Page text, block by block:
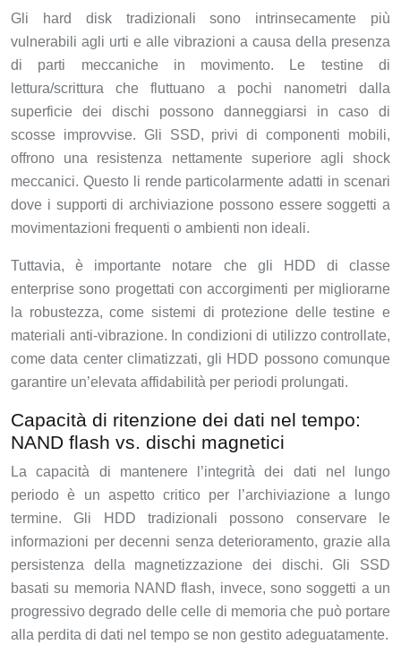
Gli hard disk tradizionali sono intrinsecamente più
vulnerabili agli urti e alle vibrazioni a causa della presenza
di parti meccaniche in movimento. Le testine di
lettura/scrittura che fluttuano a pochi nanometri dalla
superficie dei dischi possono danneggiarsi in caso di
scosse improvvise. Gli SSD, privi di componenti mobili,
offrono una resistenza nettamente superiore agli shock
meccanici. Questo li rende particolarmente adatti in scenari
dove i supporti di archiviazione possono essere soggetti a
movimentazioni frequenti o ambienti non ideali.
Tuttavia, è importante notare che gli HDD di classe
enterprise sono progettati con accorgimenti per migliorarne
la robustezza, come sistemi di protezione delle testine e
materiali anti-vibrazione. In condizioni di utilizzo controllate,
come data center climatizzati, gli HDD possono comunque
garantire un’elevata affidabilità per periodi prolungati.
Capacità di ritenzione dei dati nel tempo:
NAND flash vs. dischi magnetici
La capacità di mantenere l’integrità dei dati nel lungo
periodo è un aspetto critico per l’archiviazione a lungo
termine. Gli HDD tradizionali possono conservare le
informazioni per decenni senza deterioramento, grazie alla
persistenza della magnetizzazione dei dischi. Gli SSD
basati su memoria NAND flash, invece, sono soggetti a un
progressivo degrado delle celle di memoria che può portare
alla perdita di dati nel tempo se non gestito adeguatamente.